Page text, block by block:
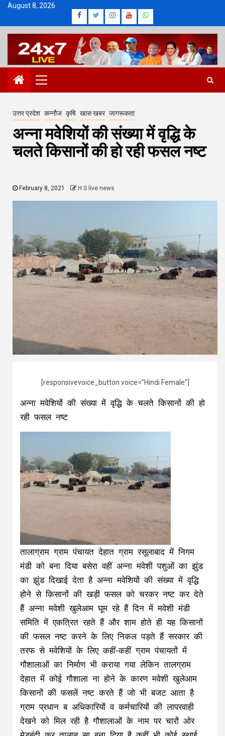
Skip
content
August 8, 2026
Facebook
Twitter
Instagram
Youtube
Whatsapp
Primary
Menu
उत्तर प्रदेश कन्नौज कृषि खास खबर जागरूकता
अन्ना मवेशियों की संख्या में वृद्धि के
चलते किसानों की हो रही फसल नष्ट
February 8, 2021 H S live news
[responsivevoice_button voice=”Hindi Female”]
अन्ना मवेशियों की संख्या में वृद्धि के चलते किसानों की हो
रही फसल नष्ट
तालाग्राम ग्राम पंचायत देहात ग्राम रसूलाबाद में निगम
मंडी को बना दिया बसेरा वहीं अन्ना मवेशी पशुओं का झुंड
का झुंड दिखाई देता है अन्ना मवेशियों की संख्या में वृद्धि
होने से किसानों की खड़ी फसल को चरकर नष्ट कर देते
हैं अन्ना मवेशी खुलेआम घूम रहे हैं दिन में मवेशी मंडी
समिति में एकत्रित रहते हैं और शाम होते ही यह किसानों
की फसल नष्ट करने के लिए निकल पड़ते हैं सरकार की
तरफ से मवेशियों के लिए कहीं-कहीं ग्राम पंचायतों में
गौशालाओं का निर्माण भी कराया गया लेकिन तालग्राम
देहात में कोई गौशाला ना होने के कारण मवेशी खुलेआम
किसानों की फसलें नष्ट करते हैं जो भी बजट आता है
ग्राम प्रधान ब अधिकारियों व कर्मचारियों की लापरवाही
देखने को मिल रही है गौशालाओं के नाम पर चारों ओर